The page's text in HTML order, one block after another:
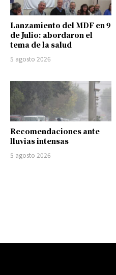
Lanzamiento del MDF en 9
de Julio: abordaron el
tema de la salud
5 agosto 2026
Recomendaciones ante
lluvias intensas
5 agosto 2026